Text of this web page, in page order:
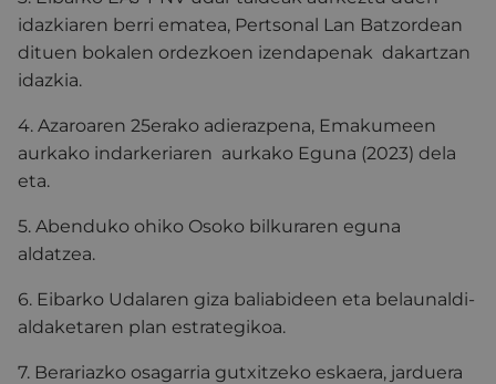
idazkiaren berri ematea, Pertsonal Lan Batzordean
dituen bokalen ordezkoen izendapenak dakartzan
idazkia.
4. Azaroaren 25erako adierazpena, Emakumeen
aurkako indarkeriaren aurkako Eguna (2023) dela
eta.
5. Abenduko ohiko Osoko bilkuraren eguna
aldatzea.
6. Eibarko Udalaren giza baliabideen eta belaunaldi-
aldaketaren plan estrategikoa.
7. Berariazko osagarria gutxitzeko eskaera, jarduera